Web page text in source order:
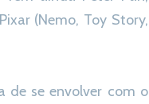
(Nemo, Toy Story,
de se envolver com o